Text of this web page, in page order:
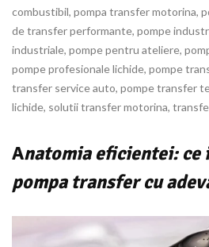
combustibil, pompa transfer motorina,
de transfer performante, pompe
industriale, pompe pentru ateliere,
pompe profesionale lichide, pompe
transfer service auto, pompe transfer
lichide, solutii transfer motorina,
Anatomia eficientei: ce
pompa transfer cu